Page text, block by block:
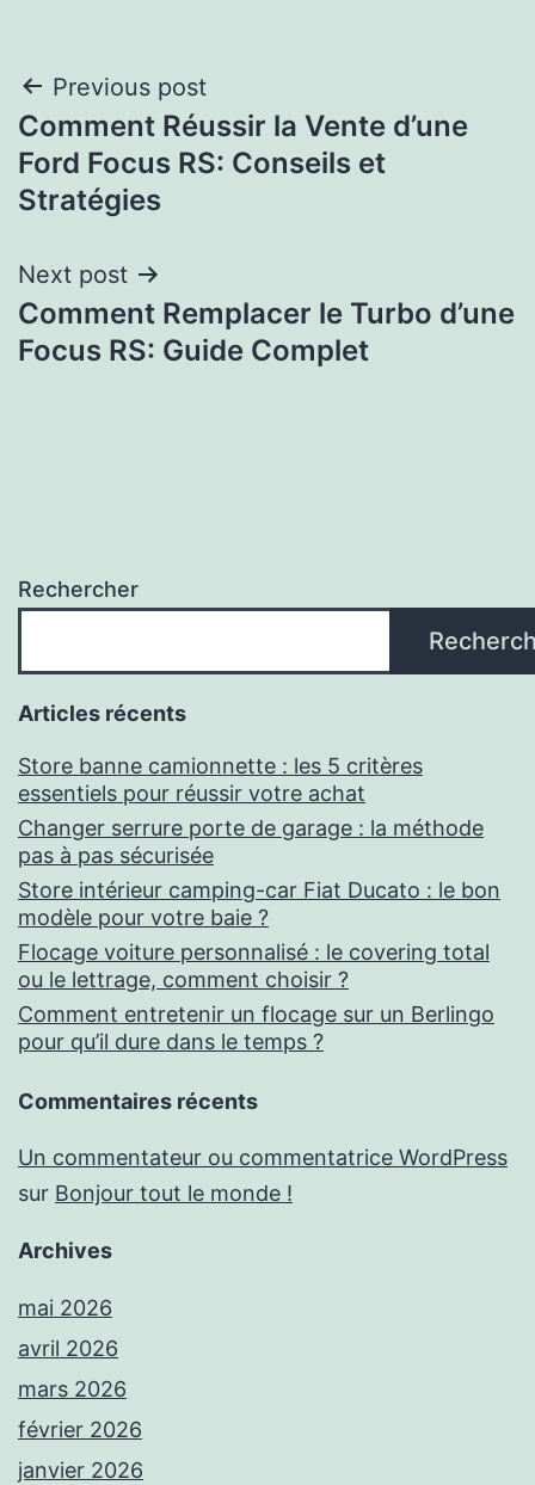
Previous post
Comment Réussir la Vente d’une
Ford Focus RS: Conseils et
Stratégies
Next post
Comment Remplacer le Turbo d’une
Focus RS: Guide Complet
Rechercher
Articles récents
Store banne camionnette : les 5 critères
essentiels pour réussir votre achat
Changer serrure porte de garage : la méthode
pas à pas sécurisée
Store intérieur camping-car Fiat Ducato : le bon
modèle pour votre baie ?
Flocage voiture personnalisé : le covering total
ou le lettrage, comment choisir ?
Comment entretenir un flocage sur un Berlingo
pour qu’il dure dans le temps ?
Commentaires récents
Un commentateur ou commentatrice WordPress
sur Bonjour tout le monde !
Archives
mai 2026
avril 2026
mars 2026
février 2026
janvier 2026